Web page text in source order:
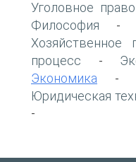
Уголовное право
Философия -
Хозяйственное
процесс -
Экономика -
Юридическая
-